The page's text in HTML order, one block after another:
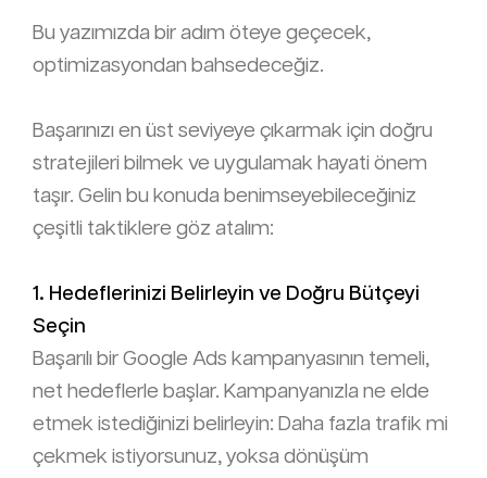
Bu yazımızda bir adım öteye geçecek,
optimizasyondan bahsedeceğiz.
Başarınızı en üst seviyeye çıkarmak için doğru
stratejileri bilmek ve uygulamak hayati önem
taşır. Gelin bu konuda benimseyebileceğiniz
çeşitli taktiklere göz atalım:
1. Hedeflerinizi Belirleyin ve Doğru Bütçeyi
Seçin
Başarılı bir Google Ads kampanyasının temeli,
net hedeflerle başlar. Kampanyanızla ne elde
etmek istediğinizi belirleyin: Daha fazla trafik mi
çekmek istiyorsunuz, yoksa dönüşüm